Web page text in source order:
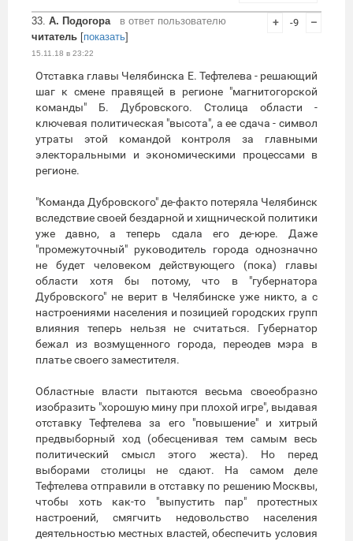
33. А. Подогора
в ответ пользователю
читатель [показать]
15.11.18 в 23:22
+ -9 –
Отставка главы Челябинска Е. Тефтелева - решающий
шаг к смене правящей в регионе "магнитогорской
команды" Б. Дубровского. Столица области -
ключевая политическая "высота", а ее сдача - символ
утраты этой командой контроля за главными
электоральными и экономическими процессами в
регионе.
"Команда Дубровского" де-факто потеряла Челябинск
вследствие своей бездарной и хищнической политики
уже давно, а теперь сдала его де-юре. Даже
"промежуточный" руководитель города однозначно
не будет человеком действующего (пока) главы
области хотя бы потому, что в "губернатора
Дубровского" не верит в Челябинске уже никто, а с
настроениями населения и позицией городских групп
влияния теперь нельзя не считаться. Губернатор
бежал из возмущенного города, переодев мэра в
платье своего заместителя.
Областные власти пытаются весьма своеобразно
изобразить "хорошую мину при плохой игре", выдавая
отставку Тефтелева за его "повышение" и хитрый
предвыборный ход (обесценивая тем самым весь
политический смысл этого жеста). Но перед
выборами столицы не сдают. На самом деле
Тефтелева отправили в отставку по решению Москвы,
чтобы хоть как-то "выпустить пар" протестных
настроений, смягчить недовольство населения
деятельностью местных властей, обеспечить условия